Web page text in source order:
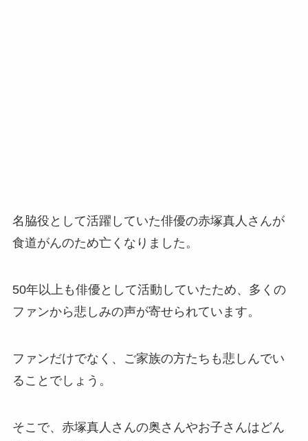
名脇役として活躍していた俳優の赤塚真人さんが
食道がんのため亡くなりました。
50年以上も俳優として活動していたため、多くの
ファンから悲しみの声が寄せられています。
ファンだけでなく、ご家族の方たちも悲しんでい
ることでしょう。
そこで、赤塚真人さんの奥さんやお子さんはどん